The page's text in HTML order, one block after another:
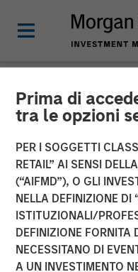
Prima di
tra le opzioni
PER I SOGGETTI
RETAIL” AI SENSI
(“AIFMD”), O GLI
NELLA DEFINIZIONE DI
ISTITUZIONALI/
DEFINIZIONE FORNITA
NECESSITANO DI
A UN INVESTIMENTO
NEWSROOM
Morgan
$875
Financing